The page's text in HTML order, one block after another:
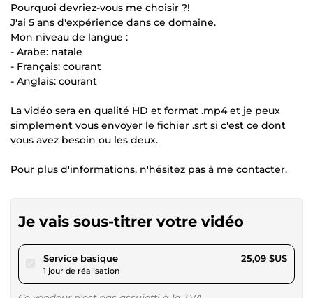
Pourquoi devriez-vous me choisir ?!
J'ai 5 ans d'expérience dans ce domaine.
Mon niveau de langue :
- Arabe: natale
- Français: courant
- Anglais: courant
La vidéo sera en qualité HD et format .mp4 et je peux
simplement vous envoyer le fichier .srt si c'est ce dont
vous avez besoin ou les deux.
Pour plus d'informations, n'hésitez pas à me contacter.
Je vais sous-titrer votre vidéo
Service basiquepour 23,12 $US
1 jour de réalisation
25,09 $US